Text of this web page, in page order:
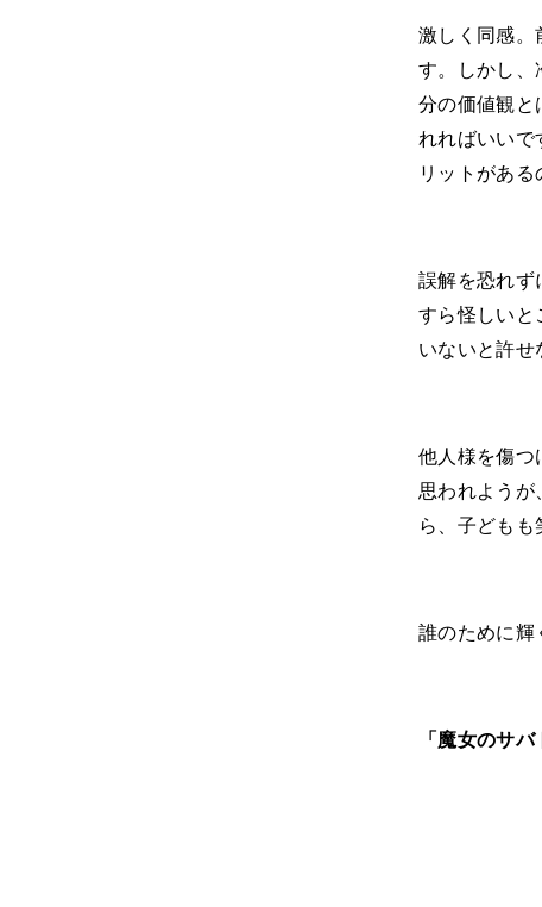
激しく同感。
す。しかし、
分の価値観と
れればいいで
リットがある
誤解を恐れず
すら怪しいと
いないと許せ
他人様を傷つ
思われようが
ら、子どもも
誰のために輝
「魔女のサ